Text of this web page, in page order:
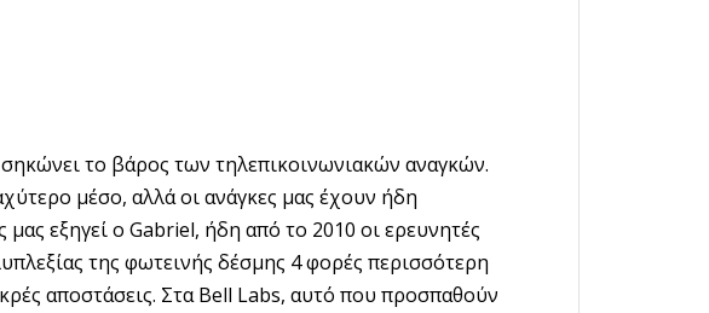
το βάρος των τηλεπικοινωνιακών αναγκών.
μέσο, αλλά οι ανάγκες μας έχουν ήδη
εξηγεί ο Gabriel, ήδη από το 2010 οι ερευνητές
της φωτεινής δέσμης 4 φoρές περισσότερη
αποστάσεις. Στα Bell Labs, αυτό που προσπαθούν